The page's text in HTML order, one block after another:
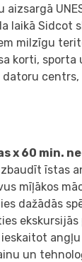
laikā Sidcot
milzīgu
korti, sporta
x 60 min.
īstas
mīļākos
dažādās
ekskursijās
un